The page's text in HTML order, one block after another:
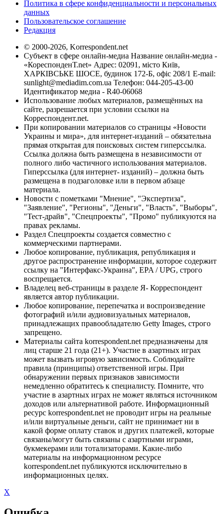
Политика в сфере конфиденциальности и персональных
данных
Пользовательское соглашение
Редакция
© 2000-2026, Korrespondent.net
Субъект в сфере онлайн-медиа Название онлайн-медиа -
«КореспонденТ.net» Адрес: 02091, місто Київ,
ХАРКІВСЬКЕ ШОСЕ, будинок 172-Б, офіс 208/1 E-mail:
sunlight@mediadim.com.ua Телефон: 044-205-43-00
Идентификатор медиа - R40-06068
Использование любых материалов, размещённых на
сайте, разрешается при условии ссылки на
Корреспондент.net.
При копировании материалов со страницы «Новости
Украины и мира», для интернет-изданий – обязательна
прямая открытая для поисковых систем гиперссылка.
Ссылка должна быть размещена в независимости от
полного либо частичного использования материалов.
Гиперссылка (для интернет- изданий) – должна быть
размещена в подзаголовке или в первом абзаце
материала.
Новости с пометками "Мнение", "Экспертиза",
"Заявление", "Регионы", "Деньги", "Власть", "Выборы",
"Тест-драйв", "Спецпроекты", "Промо" публикуются на
правах рекламы.
Раздел Спецпроекты создается совместно с
коммерческими партнерами.
Любое копирование, публикация, републикация и
другое распространение информации, которое содержит
ссылку на "Интерфакс-Украина", EPA / UPG, строго
воспрещается.
Владелец веб-страницы в разделе Я- Корреспондент
является автор публикации.
Любое копирование, перепечатка и воспроизведение
фотографий и/или аудиовизуальных материалов,
принадлежащих правообладателю Getty Images, строго
запрещено.
Материалы сайта korrespondent.net предназначены для
лиц старше 21 года (21+). Участие в азартных играх
может вызвать игровую зависимость. Соблюдайте
правила (принципы) ответственной игры. При
обнаружении первых признаков зависимости
немедленно обратитесь к специалисту. Помните, что
участие в азартных играх не может являться источником
доходов или альтернативой работе. Информационный
ресурс korrespondent.net не проводит игры на реальные
и/или виртуальные деньги, сайт не принимает ни в
какой форме оплату ставок и других платежей, которые
связаны/могут быть связаны с азартными играми,
букмекерами или тотализаторами. Какие-либо
материалы на информационном ресурсе
korrespondent.net публикуются исключительно в
информационных целях.
X